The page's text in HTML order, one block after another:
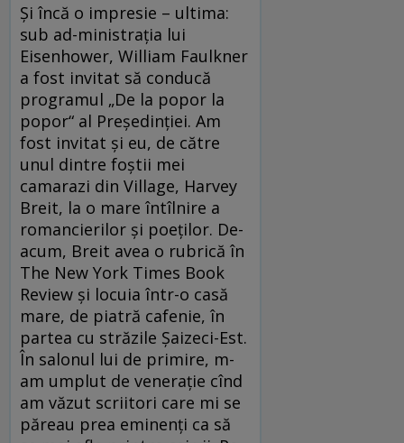
Și încă o impresie – ultima:
sub ad-ministrația lui
Eisenhower, William Faulkner
a fost invitat să conducă
programul „De la popor la
popor“ al Președinției. Am
fost invitat și eu, de către
unul dintre foștii mei
camarazi din Village, Harvey
Breit, la o mare întîlnire a
romancierilor și poeților. De-
acum, Breit avea o rubrică în
The New York Times Book
Review și locuia într-o casă
mare, de piatră cafenie, în
partea cu străzile Șaizeci-Est.
În salonul lui de primire, m-
am umplut de venerație cînd
am văzut scriitori care mi se
păreau prea eminenți ca să